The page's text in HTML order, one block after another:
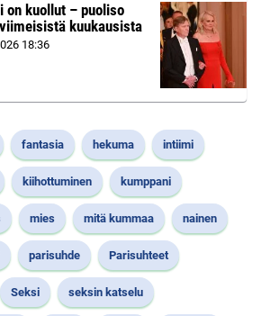
on kuollut – puoliso
kuukausista
18:36
fantasia hekuma intiimi
kiihottuminen kumppani
mies mitä kummaa nainen
parisuhde Parisuhteet
Seksi seksin katselu